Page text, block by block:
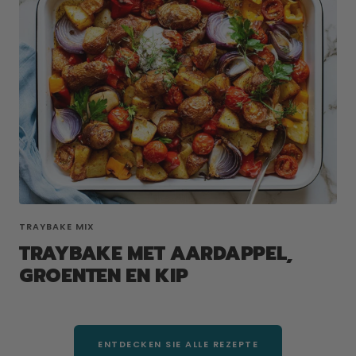
TRAYBAKE MIX
TRAYBAKE MET AARDAPPEL,
GROENTEN EN KIP
ENTDECKEN SIE ALLE REZEPTE